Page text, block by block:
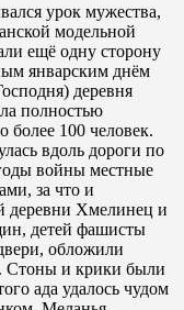
урок мужества,
модельной
ещё одну сторону
январским днём
деревня
полностью
100 человек.
вдоль дороги по
войны местные
за что и
деревни Хмелинец и
детей фашисты
обложили
Стоны и крики были
ада удалось чудом